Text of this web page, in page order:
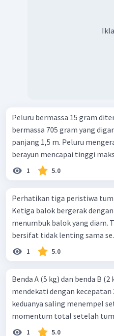
Peluru bermassa 15 gram
bermassa 705 gram yang
panjang 1,5 m. Peluru
berayun mencapai tinggi
1 5.0
Perhatikan tiga peristiwa
Ketiga balok bergerak dengan
me­numbuk balok yang diam.
bersifat tidak lenting sama
1 5.0
Benda A (5 kg) dan benda B
mendekati dengan kecepatan
keduanya saling menempel
momentum total setelah
1 5.0